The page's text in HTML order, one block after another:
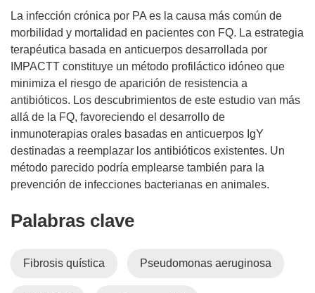
La infección crónica por PA es la causa más común de
morbilidad y mortalidad en pacientes con FQ. La estrategia
terapéutica basada en anticuerpos desarrollada por
IMPACTT constituye un método profiláctico idóneo que
minimiza el riesgo de aparición de resistencia a
antibióticos. Los descubrimientos de este estudio van más
allá de la FQ, favoreciendo el desarrollo de
inmunoterapias orales basadas en anticuerpos IgY
destinadas a reemplazar los antibióticos existentes. Un
método parecido podría emplearse también para la
prevención de infecciones bacterianas en animales.
Palabras clave
Fibrosis quística Pseudomonas aeruginosa